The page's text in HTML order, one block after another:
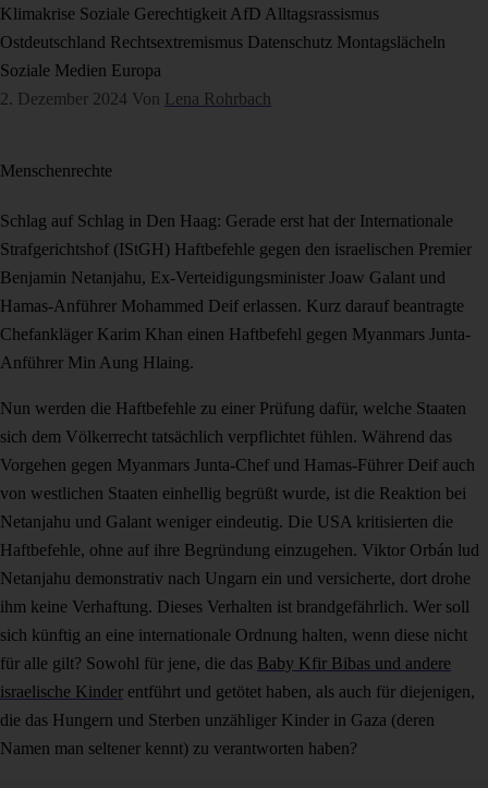
Klimakrise Soziale Gerechtigkeit AfD Alltagsrassismus
Ostdeutschland Rechtsextremismus Datenschutz Montagslächeln
Soziale Medien Europa
2. Dezember 2024 Von Lena Rohrbach
Menschenrechte
Schlag auf Schlag in Den Haag: Gerade erst hat der Internationale
Strafgerichtshof (IStGH) Haftbefehle gegen den israelischen Premier
Benjamin Netanjahu, Ex-Verteidigungsminister Joaw Galant und
Hamas-Anführer Mohammed Deif erlassen. Kurz darauf beantragte
Chefankläger Karim Khan einen Haftbefehl gegen Myanmars Junta-
Anführer Min Aung Hlaing.
Nun werden die Haftbefehle zu einer Prüfung dafür, welche Staaten
sich dem Völkerrecht tatsächlich verpflichtet fühlen. Während das
Vorgehen gegen Myanmars Junta-Chef und Hamas-Führer Deif auch
von westlichen Staaten einhellig begrüßt wurde, ist die Reaktion bei
Netanjahu und Galant weniger eindeutig. Die USA kritisierten die
Haftbefehle, ohne auf ihre Begründung einzugehen. Viktor Orbán lud
Netanjahu demonstrativ nach Ungarn ein und versicherte, dort drohe
ihm keine Verhaftung. Dieses Verhalten ist brandgefährlich. Wer soll
sich künftig an eine internationale Ordnung halten, wenn diese nicht
für alle gilt? Sowohl für jene, die das Baby Kfir Bibas und andere
israelische Kinder entführt und getötet haben, als auch für diejenigen,
die das Hungern und Sterben unzähliger Kinder in Gaza (deren
Namen man seltener kennt) zu verantworten haben?